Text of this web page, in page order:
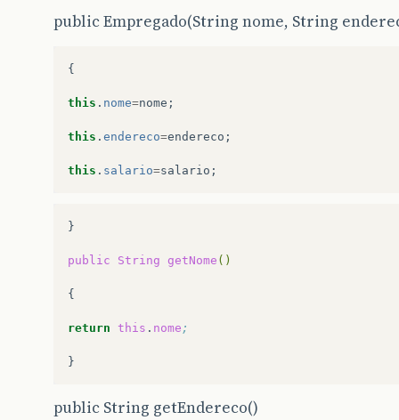
public Empregado(String nome, String
{
this . nome=nome ;
this . endereco=endereco ;
this . salario=salario ;
}
public String getNome ()
{
return this . nome ;
public String getEndereco()